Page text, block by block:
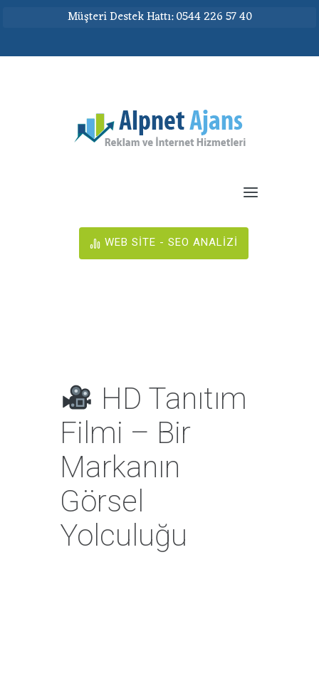
Müşteri Destek Hattı: 0544 226 57 40
WEB SİTE - SEO ANALİZİ
HD Tanıtım
Filmi – Bir
Markanın
Görsel
Yolculuğu